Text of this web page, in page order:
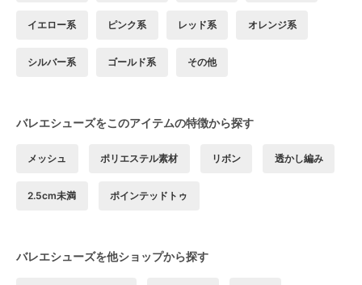
イエロー系 ピンク系 レッド系 オレンジ系
シルバー系 ゴールド系 その他
バレエシューズをこのアイテムの特徴から探す
メッシュ ポリエステル素材 リボン 透かし編み
2.5cm未満 ポインテッドトゥ
バレエシューズを他ショップから探す